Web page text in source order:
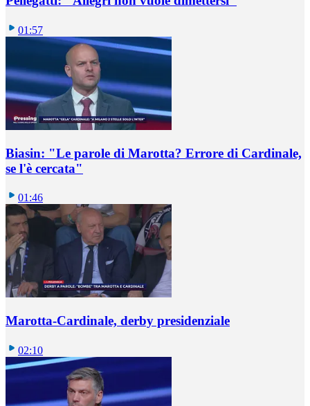
01:57
Biasin: "Le parole di Marotta? Errore di Cardinale,
se l'è cercata"
01:46
Marotta-Cardinale, derby presidenziale
02:10